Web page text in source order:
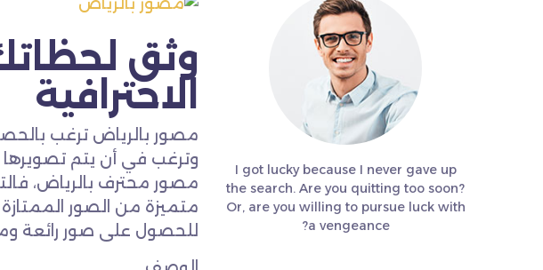
وثق
الاحترافية
مصور بالرياض ترغب
وترغب في أن يتم
مصور محترف بالرياض،
متميزة من الصور
للحصول على صور رائعة
I got lucky because I never gave up
the search. Are you quitting too soon?
Or, are you willing to pursue luck with
a vengeance?